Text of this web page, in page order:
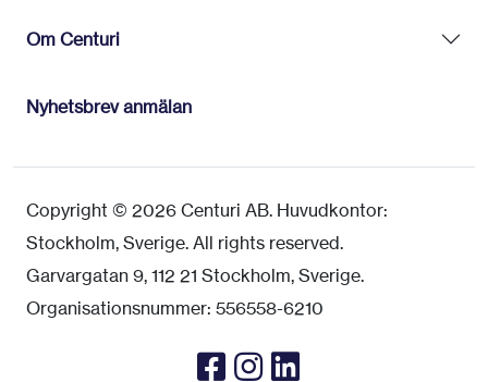
Om Centuri
Nyhetsbrev anmälan
Copyright © 2026 Centuri AB. Huvudkontor:
Stockholm, Sverige. All rights reserved.
Garvargatan 9, 112 21 Stockholm, Sverige.
Organisationsnummer: 556558-6210